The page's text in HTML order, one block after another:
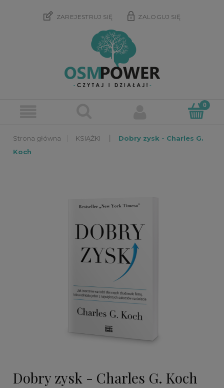
ZAREJESTRUJ SIĘ ZALOGUJ SIĘ
KSIĄŻKI
Dobry zysk - Charles G.
Koch
Dobry zysk - Charles G. Koch